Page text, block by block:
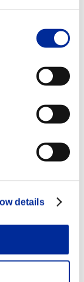
details
を4F減少しま
100/120
方に拡大しま
に変更しまし
更しました
直差
た